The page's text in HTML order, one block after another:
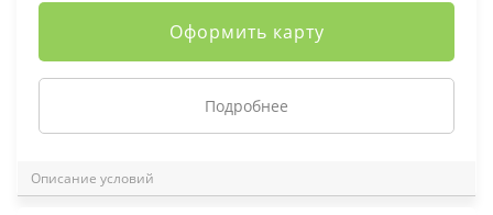
Оформить карту
Подробнее
Описание условий